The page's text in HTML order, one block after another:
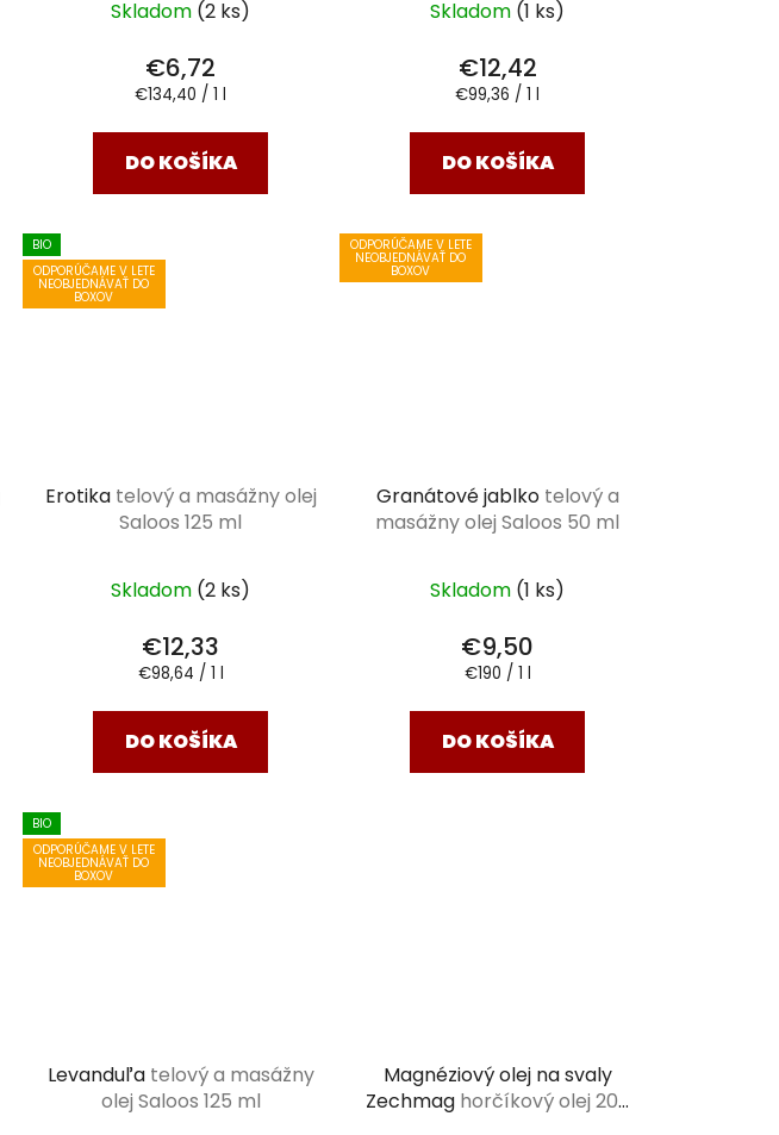
Skladom (2 ks)
€6,72
Jednotková
€134,40 / 1 l
DO KOŠÍKA
Skladom (1 ks)
€12,42
Jednotková
€99,36 / 1 l
DO KOŠÍKA
BIO
ODPORÚČAME V LETE
NEOBJEDNÁVAŤ DO
BOXOV
Erotika telový a masážny olej
Saloos 125 ml
Skladom (2 ks)
€12,33
Jednotková
€98,64 / 1 l
DO KOŠÍKA
ODPORÚČAME V LETE
NEOBJEDNÁVAŤ DO
BOXOV
Granátové jablko telový a
masážny olej Saloos 50 ml
Skladom (1 ks)
€9,50
Jednotková
€190 / 1 l
DO KOŠÍKA
BIO
ODPORÚČAME V LETE
NEOBJEDNÁVAŤ DO
BOXOV
Levanduľa telový a masážny
olej Saloos 125 ml
Magnéziový olej na svaly
Zechmag horčíkový olej 200